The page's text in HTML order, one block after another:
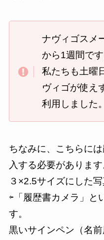
ナヴィゴスメ
から1週間です
私たちも土曜
ヴィゴが使え
利用しました。
ちなみに、こちらに
入する必要がありま
３×2.5サイズにした
⇦「履歴書カメラ」と
す。 それ
黒いサインペン（名